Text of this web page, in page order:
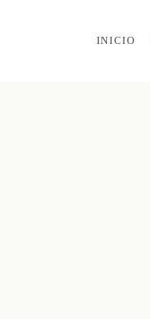
INICIO